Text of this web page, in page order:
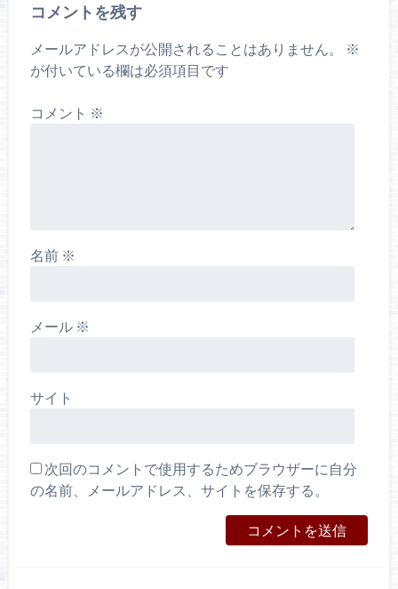
コメントを残す
メールアドレスが公開されることはありません。
※
が付いている欄は必須項目です
コメント ※
名前 ※
メール ※
サイト
次回のコメントで使用するためブラウザーに自分
の名前、メールアドレス、サイトを保存する。